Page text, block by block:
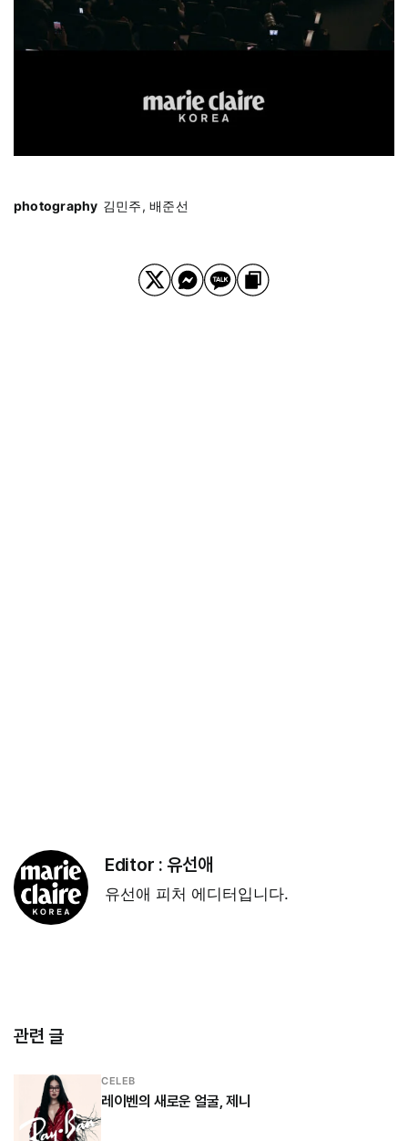
photography 김민주, 배준선
Editor :유선애
유선애 피처 에디터입니다.
관련 글
CELEB
레이벤의 새로운 얼굴, 제니